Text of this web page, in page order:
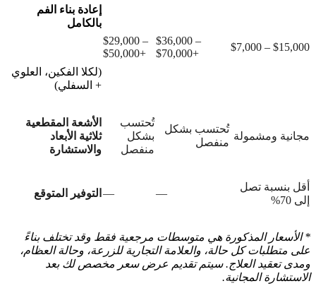
إعادة بناء الفم
بالكامل
(لكلا الفكين، العلوي
+ السفلي)
$29,000 –
$50,000+
$36,000 –
$70,000+
$7,000 – $15,000
الأشعة المقطعية
ثلاثية الأبعاد
والاستشارة
تُحتسب
بشكل
منفصل
تُحتسب بشكل
منفصل
مجانية ومشمولة
التوفير المتوقع — —
أقل بنسبة تصل
إلى 70%
* الأسعار المذكورة هي متوسطات مرجعية فقط وقد تختلف بناءً
على متطلبات كل حالة، والعلامة التجارية للزرعة، وحالة العظام،
ومدى تعقيد العلاج. سيتم تقديم عرض سعر مخصص لك بعد
الاستشارة المجانية.